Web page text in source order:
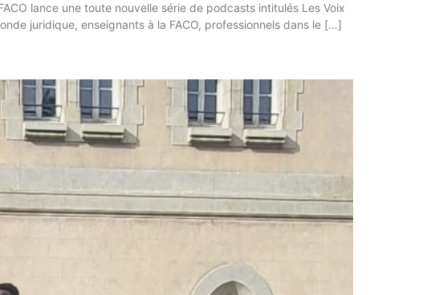
lance une toute nouvelle série de podcasts intitulés Les Voix
juridique, enseignants à la FACO, professionnels dans le […]